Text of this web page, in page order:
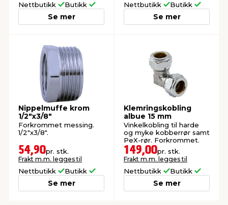
Nettbutikk Butikk
Se mer
Nettbutikk Butikk
Se mer
Nippelmuffe krom
1/2"x3/8"
Forkrommet messing.
1/2"x3/8".
54,90pr. stk.
Frakt m.m. legges til
Nettbutikk Butikk
Se mer
Klemringskobling
albue 15 mm
Vinkelkobling til harde
og myke kobberrør samt
PeX-rør. Forkrommet.
149,00pr. stk.
Frakt m.m. legges til
Nettbutikk Butikk
Se mer